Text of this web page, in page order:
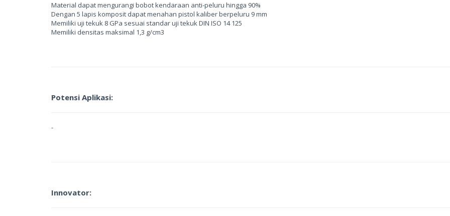
Material dapat mengurangi bobot kendaraan anti-peluru hingga 90%
Dengan 5 lapis komposit dapat menahan pistol kaliber berpeluru 9 mm
Memiliki uji tekuk 8 GPa sesuai standar uji tekuk DIN ISO 14 125
Memiliki densitas maksimal 1,3 g/cm3
Potensi Aplikasi:
-
Innovator: